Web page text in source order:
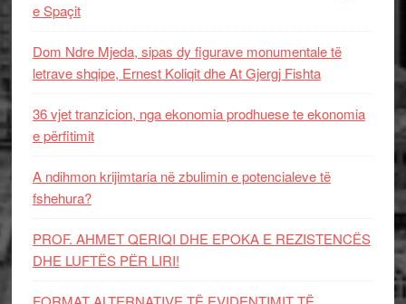
e Spaçit
Dom Ndre Mjeda, sipas dy figurave monumentale të
letrave shqipe, Ernest Koliqit dhe At Gjergj Fishta
36 vjet tranzicion, nga ekonomia prodhuese te ekonomia
e përfitimit
A ndihmon krijimtaria në zbulimin e potencialeve të
fshehura?
PROF. AHMET QERIQI DHE EPOKA E REZISTENCЁS
DHE LUFTЁS PЁR LIRI!